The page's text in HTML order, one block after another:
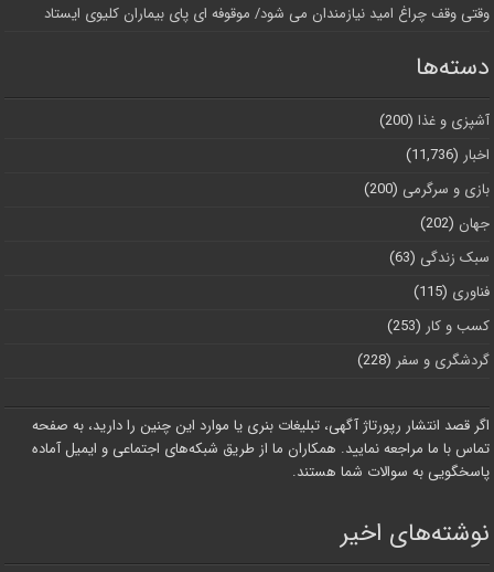
وقتی وقف چراغ امید نیازمندان می شود/ موقوفه ای پای بیماران کلیوی ایستاد
دسته‌ها
آشپزی و غذا (200)
اخبار (11,736)
بازی و سرگرمی (200)
جهان (202)
سبک زندگی (63)
فناوری (115)
کسب و کار (253)
گردشگری و سفر (228)
اگر قصد انتشار رپورتاژ آگهی، تبلیغات بنری یا موارد این چنین را دارید، به صفحه
تماس با ما مراجعه نمایید. همکاران ما از طریق شبکه‌های اجتماعی و ایمیل آماده
پاسخگویی به سوالات شما هستند.
نوشته‌های اخیر